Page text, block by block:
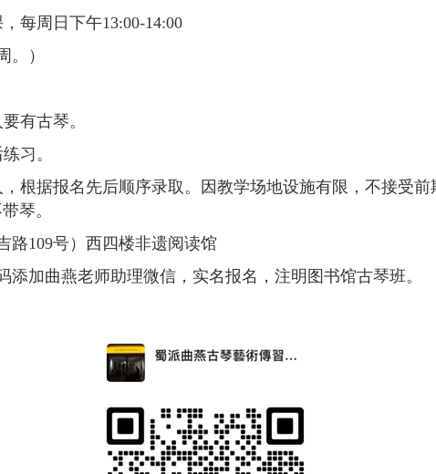
每周日下午13:00-14:00
。）
有古琴。
习。
根据报名先后顺序录取。因教学场地设施有限，不接受
琴。
路109号）西四楼非遗阅读馆
添加曲燕老师助理微信，实名报名，注明图书馆古琴班。